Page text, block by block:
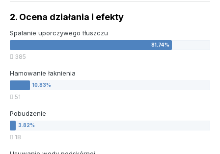
2. Ocena działania i efekty
Spalanie uporczywego tłuszczu
385
Hamowanie łaknienia
51
Pobudzenie
18